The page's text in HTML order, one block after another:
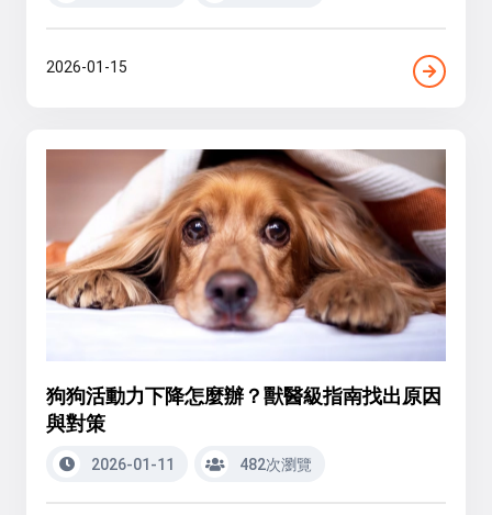
2026-01-15
狗狗活動力下降怎麼辦？獸醫級指南找出原因
與對策
2026-01-11 482次瀏覽